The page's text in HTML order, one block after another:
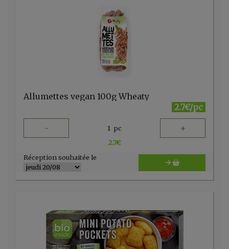
Allumettes vegan 100g Wheaty
2.7€/pc
- 1 pc +
2.7€
Réception souhaitée le